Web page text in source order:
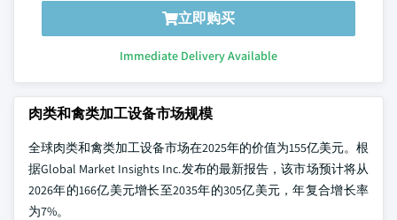
立即购买
Immediate Delivery Available
肉类和禽类加工设备市场规模
全球肉类和禽类加工设备市场在2025年的价值为155亿美元。根
据Global Market Insights Inc.发布的最新报告，该市场预计将从
2026年的166亿美元增长至2035年的305亿美元，年复合增长率
为7%。